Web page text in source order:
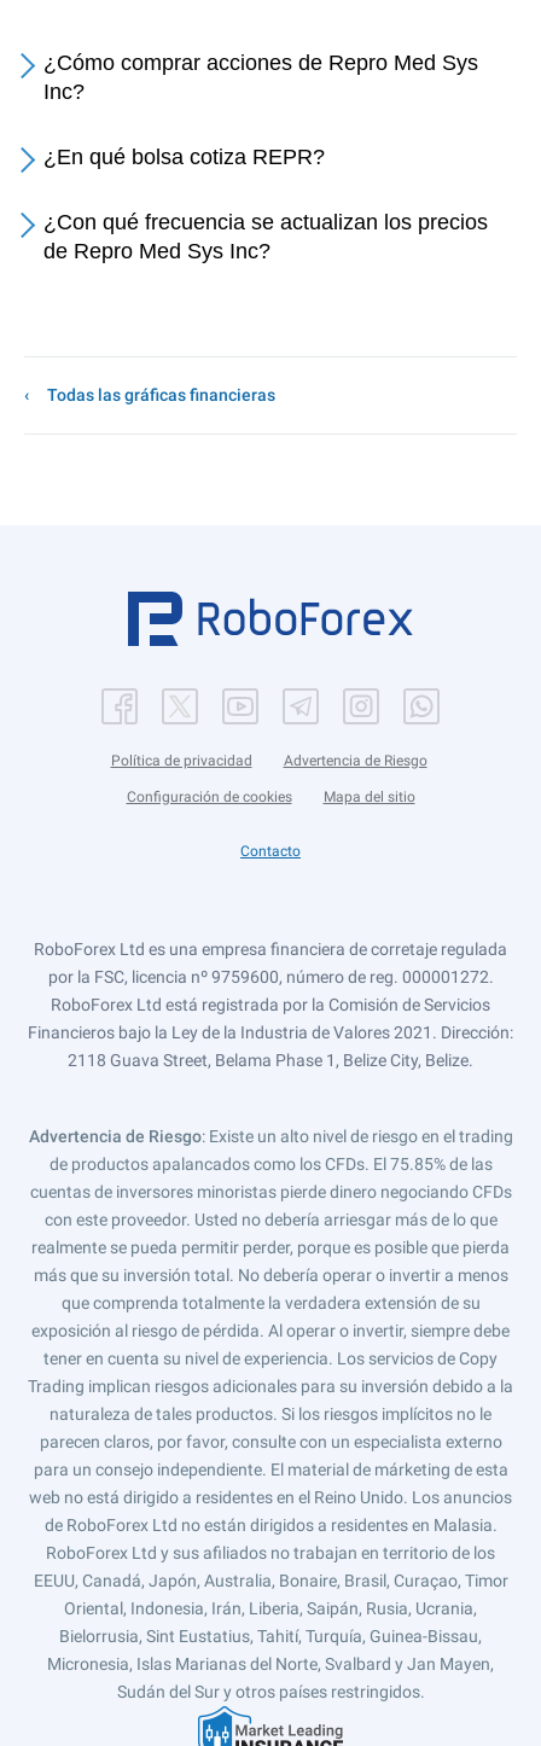
¿Cómo comprar acciones de Repro Med Sys
Inc?
¿En qué bolsa cotiza REPR?
¿Con qué frecuencia se actualizan los precios
de Repro Med Sys Inc?
Todas las gráficas financieras
Política de privacidad Advertencia de Riesgo
Configuración de cookies Mapa del sitio
Contacto
RoboForex Ltd es una empresa financiera de corretaje regulada
por la FSC, licencia nº 9759600, número de reg. 000001272.
RoboForex Ltd está registrada por la Comisión de Servicios
Financieros bajo la Ley de la Industria de Valores 2021. Dirección:
2118 Guava Street, Belama Phase 1, Belize City, Belize.
Advertencia de Riesgo: Existe un alto nivel de riesgo en el trading
de productos apalancados como los CFDs. El 75.85% de las
cuentas de inversores minoristas pierde dinero negociando CFDs
con este proveedor. Usted no debería arriesgar más de lo que
realmente se pueda permitir perder, porque es posible que pierda
más que su inversión total. No debería operar o invertir a menos
que comprenda totalmente la verdadera extensión de su
exposición al riesgo de pérdida. Al operar o invertir, siempre debe
tener en cuenta su nivel de experiencia. Los servicios de Copy
Trading implican riesgos adicionales para su inversión debido a la
naturaleza de tales productos. Si los riesgos implícitos no le
parecen claros, por favor, consulte con un especialista externo
para un consejo independiente. El material de márketing de esta
web no está dirigido a residentes en el Reino Unido. Los anuncios
de RoboForex Ltd no están dirigidos a residentes en Malasia.
RoboForex Ltd y sus afiliados no trabajan en territorio de los
EEUU, Canadá, Japón, Australia, Bonaire, Brasil, Curaçao, Timor
Oriental, Indonesia, Irán, Liberia, Saipán, Rusia, Ucrania,
Bielorrusia, Sint Eustatius, Tahití, Turquía, Guinea-Bissau,
Micronesia, Islas Marianas del Norte, Svalbard y Jan Mayen,
Sudán del Sur y otros países restringidos.